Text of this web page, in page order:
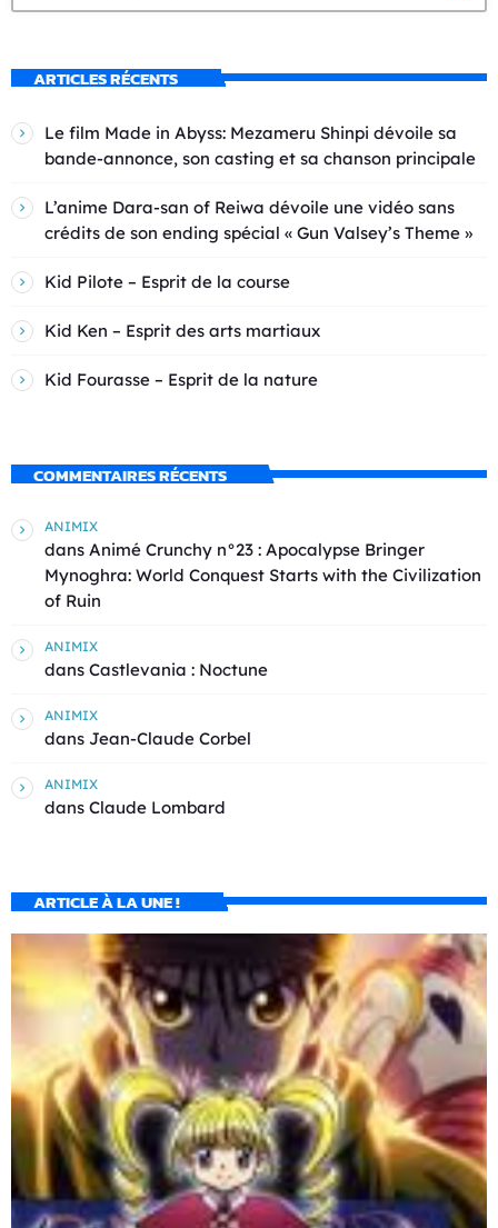
ARTICLES RÉCENTS
Le film Made in Abyss: Mezameru Shinpi dévoile sa
bande-annonce, son casting et sa chanson principale
L’anime Dara-san of Reiwa dévoile une vidéo sans
crédits de son ending spécial « Gun Valsey’s Theme »
Kid Pilote – Esprit de la course
Kid Ken – Esprit des arts martiaux
Kid Fourasse – Esprit de la nature
COMMENTAIRES RÉCENTS
ANIMIX
dans Animé Crunchy n°23 : Apocalypse Bringer
Mynoghra: World Conquest Starts with the Civilization
of Ruin
ANIMIX
dans Castlevania : Noctune
ANIMIX
dans Jean-Claude Corbel
ANIMIX
dans Claude Lombard
ARTICLE À LA UNE !